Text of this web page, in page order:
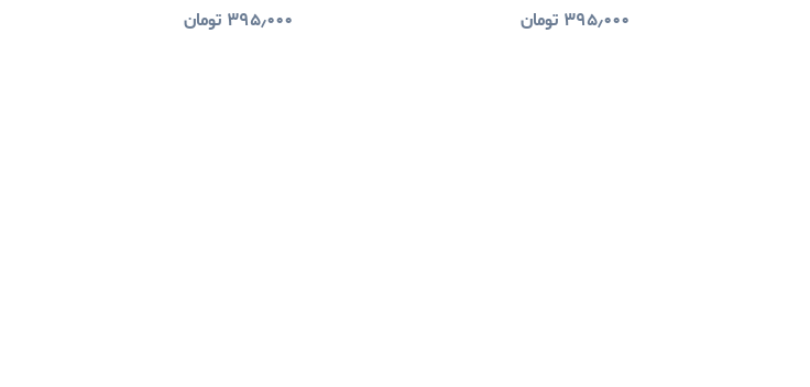
۳۹۵٫۰۰۰ تومان ۳۹۵٫۰۰۰ تومان